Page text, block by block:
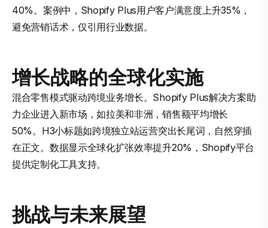
40%。案例中，Shopify Plus用户客户满意度上升35%，
避免营销话术，仅引用行业数据。
增长战略的全球化实施
混合零售模式驱动跨境业务增长。Shopify Plus解决方案助
力企业进入新市场，如拉美和非洲，销售额平均增长
50%。H3小标题如跨境独立站运营突出长尾词，自然穿插
在正文。数据显示全球化扩张效率提升20%，Shopify平台
提供定制化工具支持。
挑战与未来展望